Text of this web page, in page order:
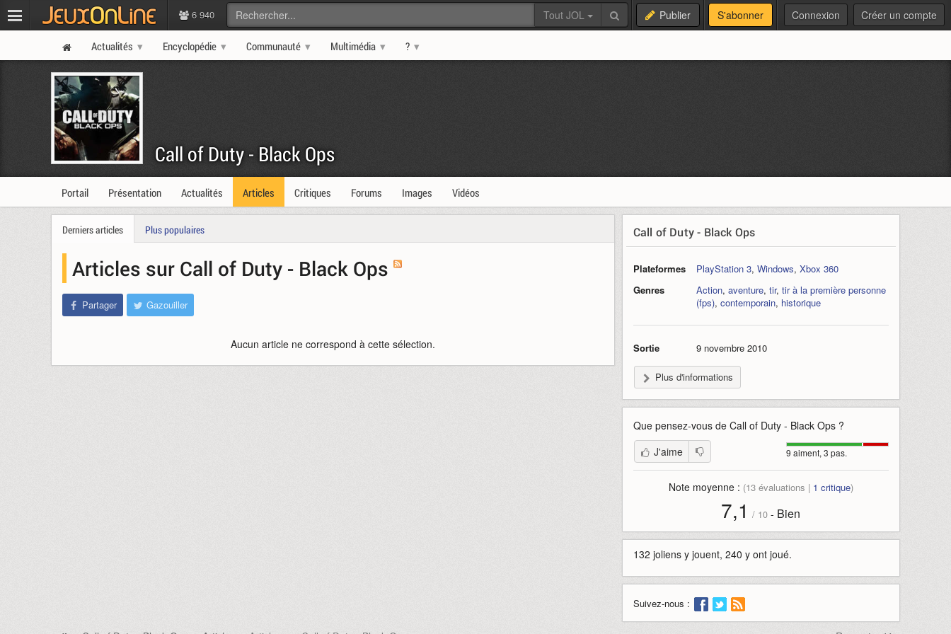
6 940 Tout JOL Publier S'abonner Connexion Créer un compte
Actualités Encyclopédie Communauté Multimédia ?
Call of Duty - Black Ops
Portail Présentation Actualités Articles Critiques Forums Images Vidéos
Derniers articles Plus populaires
Articles sur Call of Duty - Black Ops
Partager Gazouiller
Aucun article ne correspond à cette sélection.
Call of Duty - Black Ops
Plateformes PlayStation 3, Windows, Xbox 360
Genres
Action, aventure, tir, tir à la première personne
(fps), contemporain, historique
Sortie 9 novembre 2010
Plus d'informations
Que pensez-vous de Call of Duty - Black Ops?
9 aiment, 3 pas.
J'aime
Note moyenne : (13évaluations | 1 critique)
7,1 / 10 - Bien
132 joliens y jouent, 240 y ont joué.
Suivez-nous :